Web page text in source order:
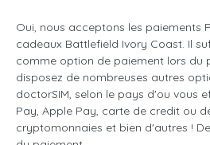
Oui, nous acceptons les paiements
cadeaux Battlefield Ivory Coast. Il
comme option de paiement lors du
disposez de nombreuses autres
doctorSIM, selon le pays d'ou vous
Pay, Apple Pay, carte de credit ou
cryptomonnaies et bien d'autres !